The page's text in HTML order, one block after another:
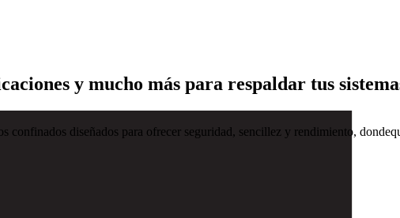
confinados diseñados para ofrecer seguridad, sencillez y rendimiento,
y mucho más para respaldar tus